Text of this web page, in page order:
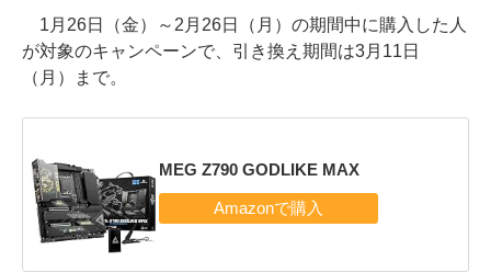
1月26日（金）～2月26日（月）の期間中に購入した人
が対象のキャンペーンで、引き換え期間は3月11日
（月）まで。
MEG Z790 GODLIKE MAX